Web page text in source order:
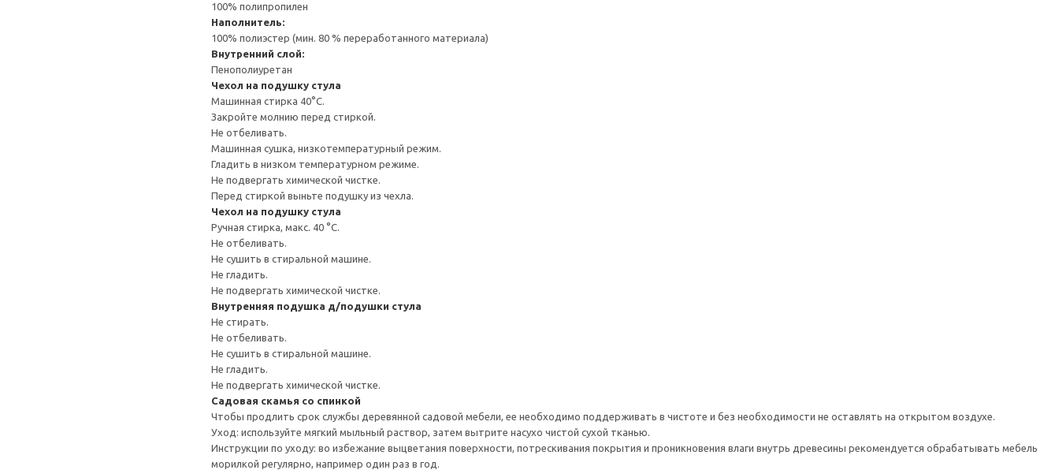
100% полипропилен
Наполнитель:
100% полиэстер (мин. 80 % переработанного материала)
Внутренний слой:
Пенополиуретан
Чехол на подушку стула
Машинная стирка 40°С.
Закройте молнию перед стиркой.
Не отбеливать.
Машинная сушка, низкотемпературный режим.
Гладить в низком температурном режиме.
Не подвергать химической чистке.
Перед стиркой выньте подушку из чехла.
Чехол на подушку стула
Ручная стирка, макс. 40 °C.
Не отбеливать.
Не сушить в стиральной машине.
Не гладить.
Не подвергать химической чистке.
Внутренняя подушка д/подушки стула
Не стирать.
Не отбеливать.
Не сушить в стиральной машине.
Не гладить.
Не подвергать химической чистке.
Садовая скамья со спинкой
Чтобы продлить срок службы деревянной садовой мебели, ее необходимо поддерживать в чистоте и без необходимости не оставлять на открытом воздухе.
Уход: используйте мягкий мыльный раствор, затем вытрите насухо чистой сухой тканью.
Инструкции по уходу: во избежание выцветания поверхности, потрескивания покрытия и проникновения влаги внутрь древесины рекомендуется обрабатывать мебель
морилкой регулярно, например один раз в год.